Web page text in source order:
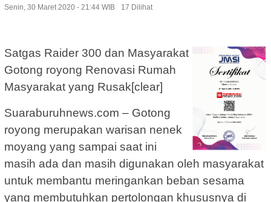
Senin, 30 Maret 2020 - 21:44 WIB 17 Dilihat
Satgas Raider 300 dan Masyarakat
Gotong royong Renovasi Rumah
Masyarakat yang Rusak[clear]
Suaraburuhnews.com – Gotong
royong merupakan warisan nenek
moyang yang sampai saat ini
masih ada dan masih digunakan oleh masyarakat
untuk membantu meringankan beban sesama
yang membutuhkan pertolongan khususnya di